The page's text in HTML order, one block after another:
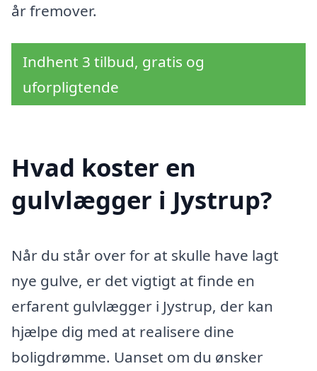
år fremover.
Indhent 3 tilbud, gratis og
uforpligtende
Hvad koster en
gulvlægger i Jystrup?
Når du står over for at skulle have lagt
nye gulve, er det vigtigt at finde en
erfarent gulvlægger i Jystrup, der kan
hjælpe dig med at realisere dine
boligdrømme. Uanset om du ønsker